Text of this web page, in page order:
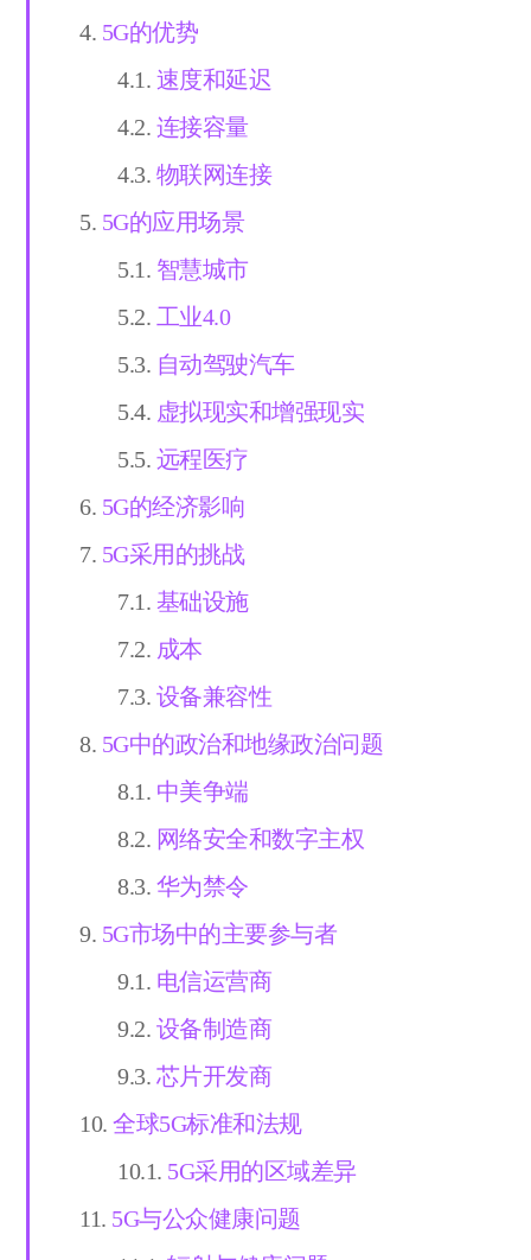
5G的优势
速度和延迟
连接容量
物联网连接
5G的应用场景
智慧城市
工业4.0
自动驾驶汽车
虚拟现实和增强现实
远程医疗
5G的经济影响
5G采用的挑战
基础设施
成本
设备兼容性
5G中的政治和地缘政治问题
中美争端
网络安全和数字主权
华为禁令
5G市场中的主要参与者
电信运营商
设备制造商
芯片开发商
全球5G标准和法规
5G采用的区域差异
5G与公众健康问题